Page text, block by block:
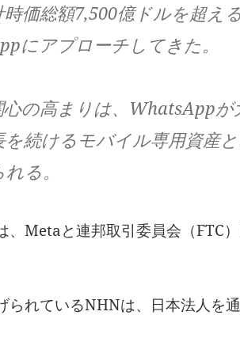
時価総額7,500億ドルを超え
にアプローチしてきた。
心の高まりは、WhatsApp
を続けるモバイル専用資産
る。
、Metaと連邦取引委員会（FTC
られているNHNは、日本法人を